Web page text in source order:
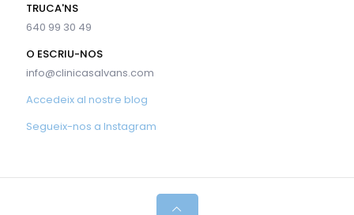
TRUCA'NS
640 99 30 49
O ESCRIU-NOS
info@clinicasalvans.com
Accedeix al nostre blog
Segueix-nos a Instagram